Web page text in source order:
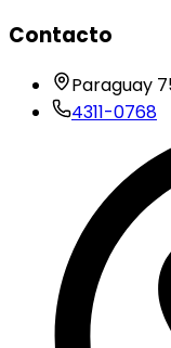
Contacto
Paraguay
4311-0768